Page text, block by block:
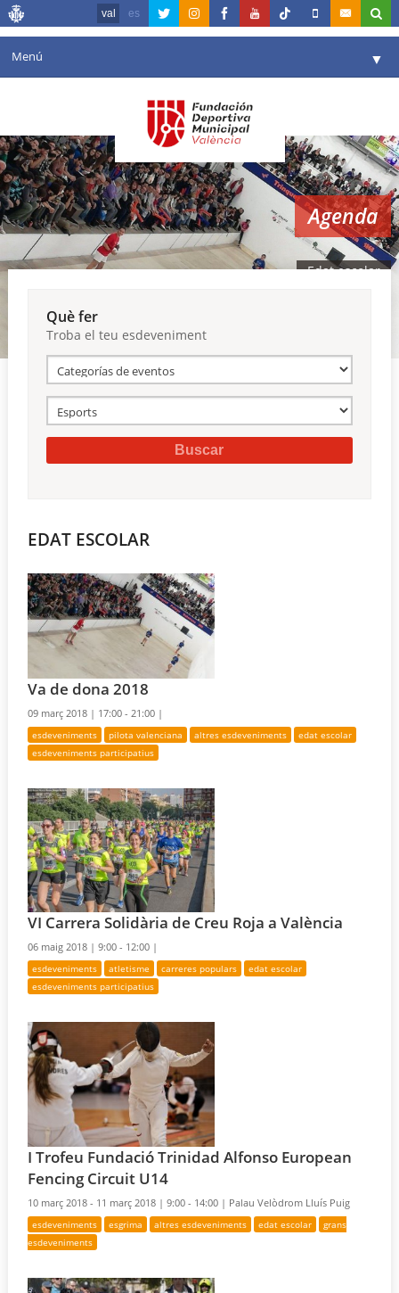
val es
Menú ▼
Agenda
Instal·lacions ▼
Comunicació ▼
València en esport ▼
Reserves
Agenda
Edat escolar
Què fer
Troba el teu esdeveniment
EDAT ESCOLAR
Va de dona 2018
09 març 2018 | 17:00 - 21:00 |
esdeveniments pilota valenciana altres esdeveniments
edat escolar
esdeveniments participatius
VI Carrera Solidària de Creu Roja a València
06 maig 2018 |9:00 - 12:00 |
esdeveniments atletisme carreres populars
edat escolar
esdeveniments participatius
I Trofeu Fundació Trinidad Alfonso European
Fencing Circuit U14
10 març 2018 - 11 març 2018 |9:00 - 14:00 | Palau Velòdrom Lluís Puig
esdeveniments esgrima altres esdeveniments edat escolar
grans
esdeveniments